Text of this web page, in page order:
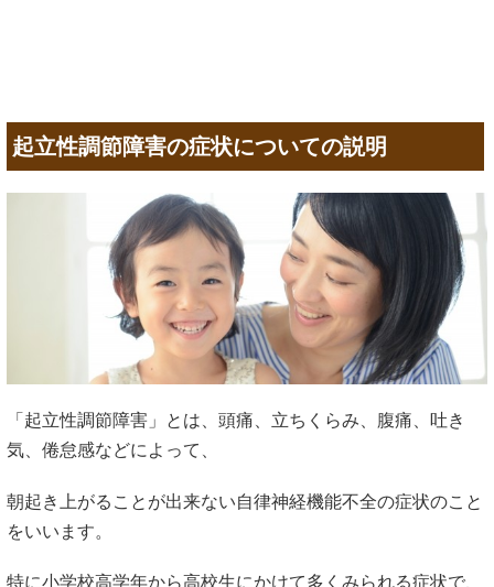
起立性調節障害の症状についての説明
「起立性調節障害」とは、頭痛、立ちくらみ、腹痛、吐き
気、倦怠感などによって、
朝起き上がることが出来ない自律神経機能不全の症状のこと
をいいます。
特に小学校高学年から高校生にかけて多くみられる症状で、